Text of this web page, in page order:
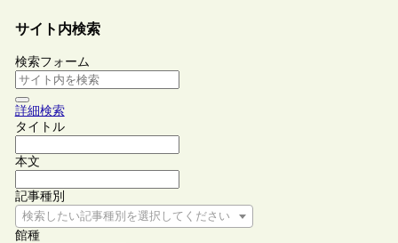
サイト内検索
検索フォーム
詳細検索
タイトル
本文
記事種別
検索したい記事種別を選択してください
館種